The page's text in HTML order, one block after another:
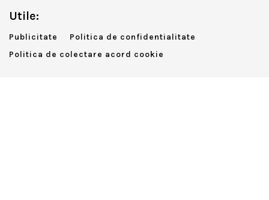
Utile:
Publicitate
Politica de confidentialitate
Politica de colectare acord cookie